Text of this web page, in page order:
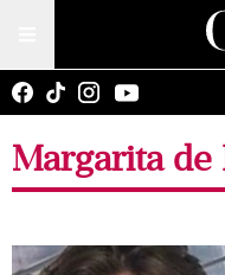
Margarita de